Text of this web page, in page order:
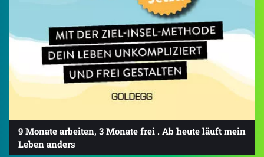
9 Monate arbeiten, 3 Monate frei . Ab heute läuft mein
Leben anders